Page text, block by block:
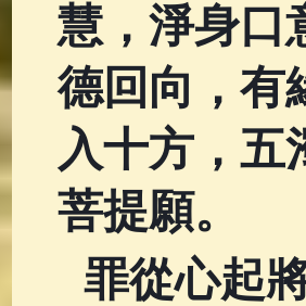
慧，淨身口
德回向，有
入十方，五
菩提願。
罪從心起